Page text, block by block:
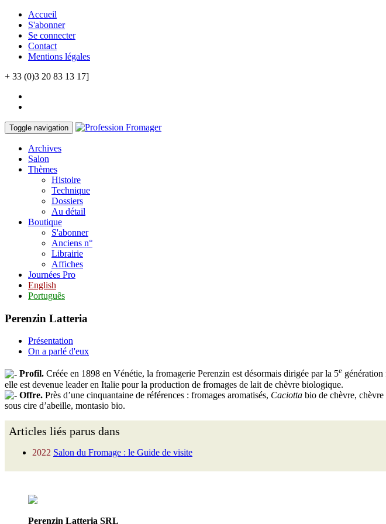
Accueil
S'abonner
Se connecter
Contact
Mentions légales
+ 33 (0)3 20 83 13 17]
Toggle navigation
Archives
Salon
Thèmes
Histoire
Technique
Dossiers
Au détail
Boutique
S'abonner
Anciens n°
Librairie
Affiches
Journées Pro
English
Português
Perenzin Latteria
Présentation
On a parlé d'eux
Profil. Créée en 1898 en Vénétie, la fromagerie Perenzin est désormais dirigée par la 5e
elle est devenue leader en Italie pour la production de fromages de lait de chèvre biologique.
Offre. Près d’une cinquantaine de références : fromages aromatisés, Caciotta bio de chèvre,
sous cire d’abeille, montasio bio.
Articles liés parus dans
2022 Salon du Fromage : le Guide de visite
Perenzin Latteria SRL